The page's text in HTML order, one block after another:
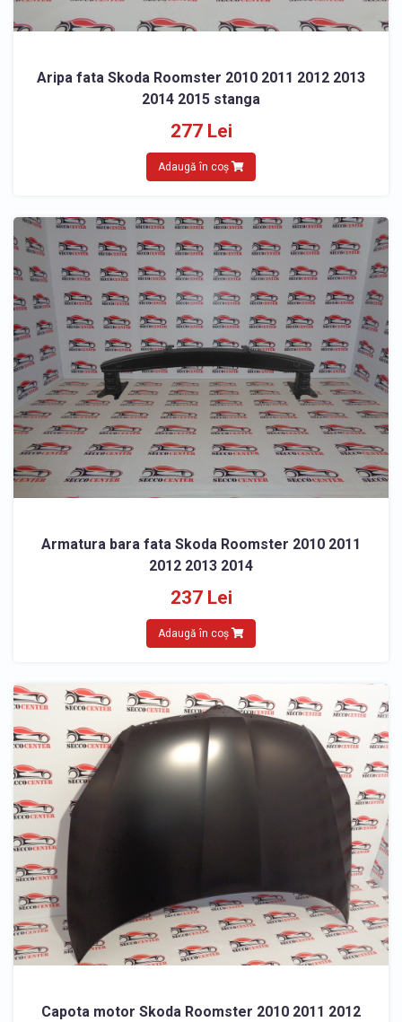
Aripa fata Skoda Roomster 2010 2011 2012 2013
2014 2015 stanga
277 Lei
Adaugă în coș
Armatura bara fata Skoda Roomster 2010 2011
2012 2013 2014
237 Lei
Adaugă în coș
Capota motor Skoda Roomster 2010 2011 2012